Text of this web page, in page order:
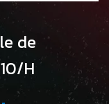
de
H